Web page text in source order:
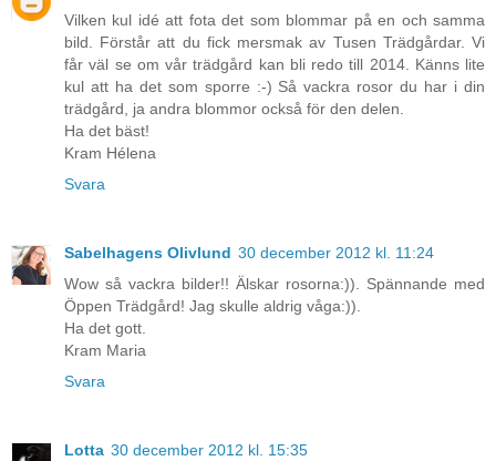
Vilken kul idé att fota det som blommar på en och samma
bild. Förstår att du fick mersmak av Tusen Trädgårdar. Vi
får väl se om vår trädgård kan bli redo till 2014. Känns lite
kul att ha det som sporre :-) Så vackra rosor du har i din
trädgård, ja andra blommor också för den delen.
Ha det bäst!
Kram Hélena
Svara
Sabelhagens Olivlund 30 december 2012 kl. 11:24
Wow så vackra bilder!! Älskar rosorna:)). Spännande med
Öppen Trädgård! Jag skulle aldrig våga:)).
Ha det gott.
Kram Maria
Svara
Lotta 30 december 2012 kl. 15:35